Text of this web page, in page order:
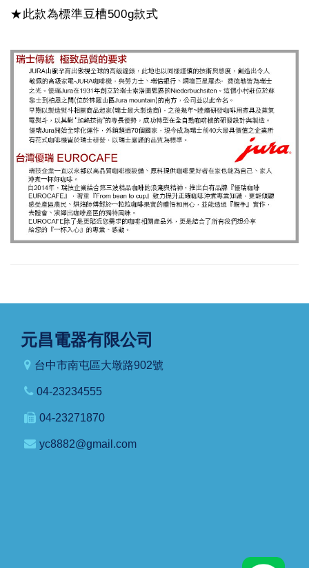
★此款為標準豆槽500g款式
元昌電器有限公司
台中市南屯區大墩路902號
04-23234555
04-23271870
yc8882@gmail.com